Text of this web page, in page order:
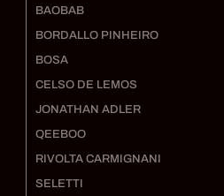
BAOBAB
BORDALLO PINHEIRO
BOSA
CELSO DE LEMOS
JONATHAN ADLER
QEEBOO
RIVOLTA CARMIGNANI
SELETTI